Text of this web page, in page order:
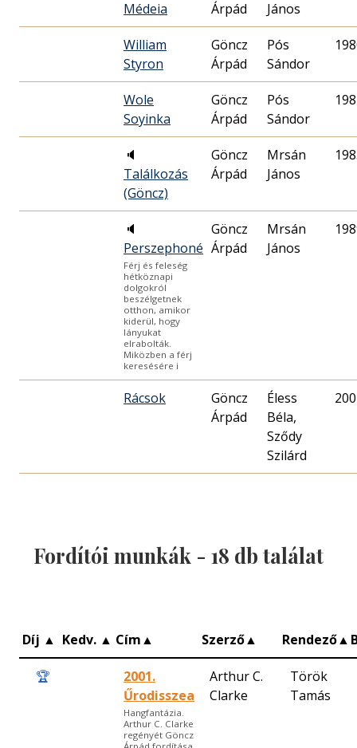
Médeia
Árpád
János
William
Styron
Göncz
Árpád
Pós
Sándor
Wole
Soyinka
Göncz
Árpád
Pós
Sándor
🔈
Találkozás
(Göncz)
Göncz
Árpád
Mrsán
János
🔈
Perszephoné
Férj és feleség
hétköznapi
dolgokról
beszélgetnek
otthon, amikor
kiderül, hogy
lányukat
elrabolták.
Miközben a férj
keresésére i
Göncz
Árpád
Mrsán
János
Rácsok
Göncz
Árpád
Éless
Béla,
Sződy
Szilárd
Fordítói munkák - 18 db találat
Díj ▲ Kedv. ▲ Cím▲ Szerző▲ Rendező▲
🏆
2001.
Űrodisszea
Hangfantázia.
Arthur C. Clarke
regényét Göncz
Arthur C.
Clarke
Török
Tamás